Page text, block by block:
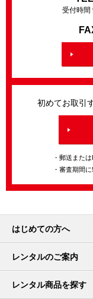
受付時間
初めてお取引
・郵送また
・審査期間
はじめての方へ
レンタルのご案内
レンタル商品を探す